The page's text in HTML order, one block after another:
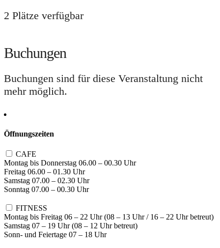
2 Plätze verfügbar
Buchungen
Buchungen sind für diese Veranstaltung nicht
mehr möglich.
Öffnungszeiten
CAFE
Montag bis Donnerstag 06.00 – 00.30 Uhr
Freitag 06.00 – 01.30 Uhr
Samstag 07.00 – 02.30 Uhr
Sonntag 07.00 – 00.30 Uhr
FITNESS
Montag bis Freitag 06 – 22 Uhr (08 – 13 Uhr / 16 – 22 Uhr betreut)
Samstag 07 – 19 Uhr (08 – 12 Uhr betreut)
Sonn- und Feiertage 07 – 18 Uhr